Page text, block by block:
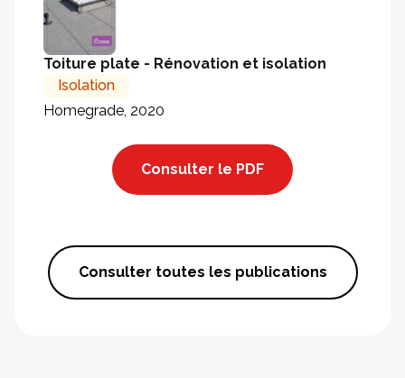
Toiture plate - Rénovation et isolation
Isolation
Homegrade, 2020
Consulter le PDF
Consulter toutes les publications